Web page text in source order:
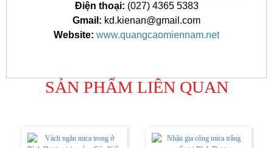
Điện thoại: (027) 4365 5383
Gmail: kd.kienan@gmail.com
Website: www.quangcaomiennam.net
SẢN PHẨM LIÊN QUAN